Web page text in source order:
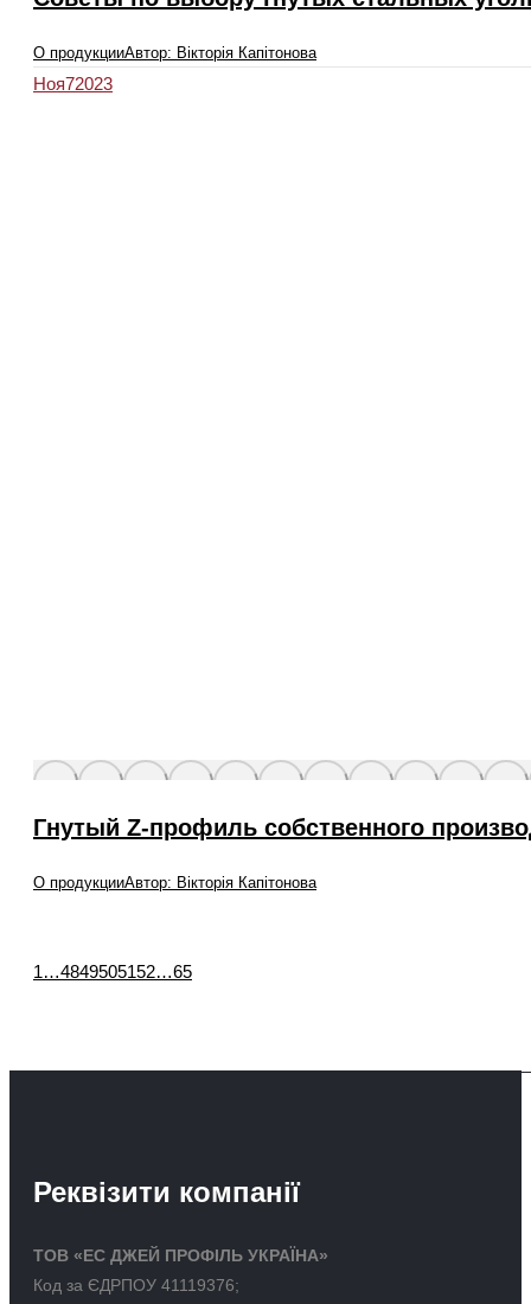
О продукцииАвтор: Вікторія Капітонова
Ноя72023
Гнутый Z-профиль собственного
О продукцииАвтор: Вікторія Капітонова
1…4849505152…65
Реквізити компанії
ТОВ «ЕС ДЖЕЙ ПРОФІЛЬ УКРАЇНА»
Код за ЄДРПОУ 41119376;